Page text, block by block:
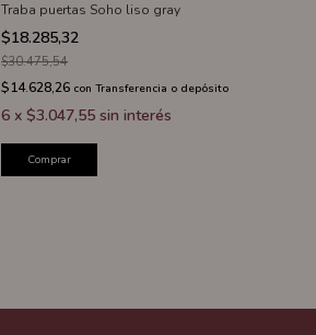
Traba puertas Soho liso gray
$18.285,32
$30.475,54
$14.628,26 con Transferencia o depósito
6 x$3.047,55 sin interés
Comprar